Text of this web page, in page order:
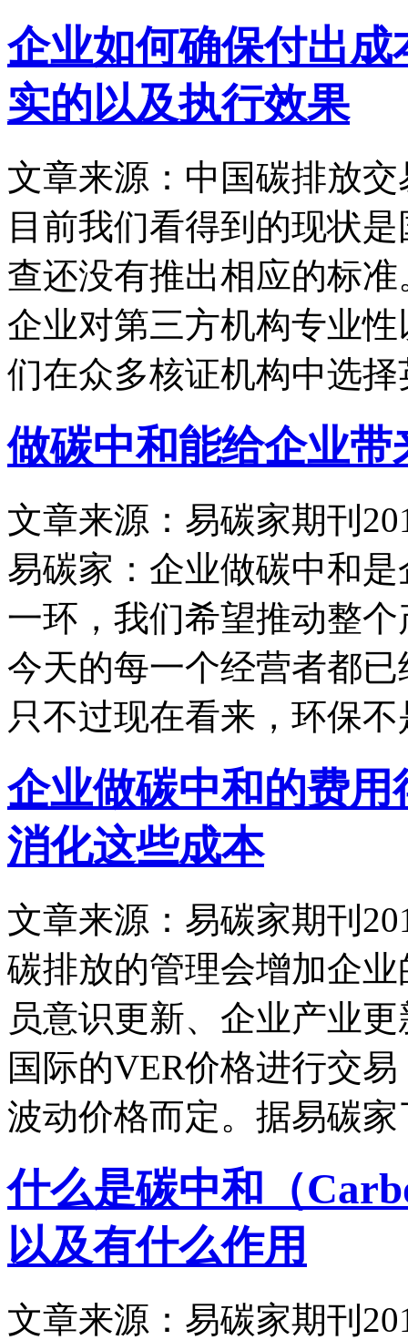
企业如何确保付出
实的以及执行效果
文章来源：中国碳排放交
目前我们看得到的现状
查还没有推出相应的标
企业对第三方机构专业
们在众多核证机构中选择
做碳中和能给企业
文章来源：易碳家期刊
易碳家：企业做碳中和
一环，我们希望推动整
今天的每一个经营者都
只不过现在看来，环保不
企业做碳中和的费
消化这些成本
文章来源：易碳家期刊
碳排放的管理会增加企
员意识更新、企业产业
国际的VER价格进行交
波动价格而定。据易碳家
什么是碳中和（
以及有什么作用
文章来源：易碳家期刊